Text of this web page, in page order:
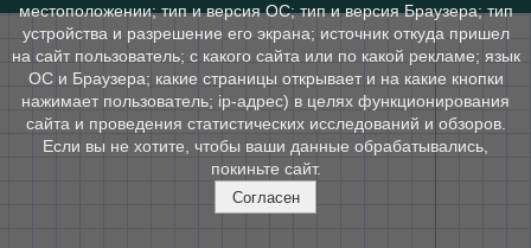
местоположении; тип и версия ОС; тип и версия Браузера; тип
устройства и разрешение его экрана; источник откуда пришел
на сайт пользователь; с какого сайта или по какой рекламе; язык
ОС и Браузера; какие страницы открывает и на какие кнопки
нажимает пользователь; ip-адрес) в целях функционирования
сайта и проведения статистических исследований и обзоров.
Если вы не хотите, чтобы ваши данные обрабатывались,
покиньте сайт.
Согласен